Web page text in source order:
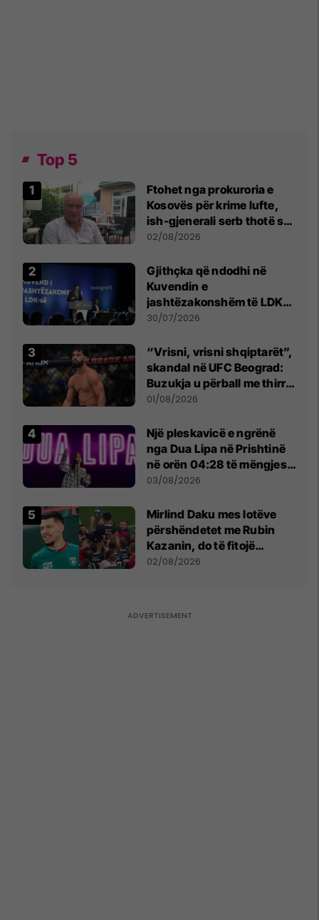
Top 5
Ftohet nga prokuroria e
Kosovës për krime lufte,
ish-gjenerali serb thotë se
dikush e tradhtoi në
02/08/2026
Gjithçka që ndodhi në
Kuvendin e
jashtëzakonshëm të LDK-
së
30/07/2026
“Vrisni, vrisni shqiptarët”,
skandal në UFC Beograd:
Buzukja u përball me thirrje
anti-shqiptare nga
01/08/2026
Një pleskavicë e ngrënë
nga Dua Lipa në Prishtinë
në orën 04:28 të mëngjesit
- dhe bota digjitale serbe
03/08/2026
Mirlind Daku mes lotëve
përshëndetet me Rubin
Kazanin, do të fitojë
miliona te Spartak Moska
02/08/2026